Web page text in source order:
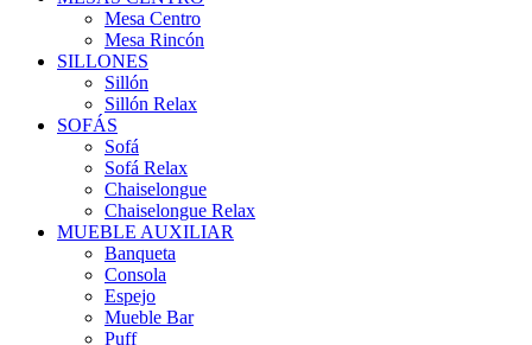
Mesa Centro
Mesa Rincón
SILLONES
Sillón
Sillón Relax
SOFÁS
Sofá
Sofá Relax
Chaiselongue
Chaiselongue Relax
MUEBLE AUXILIAR
Banqueta
Consola
Espejo
Mueble Bar
Puff